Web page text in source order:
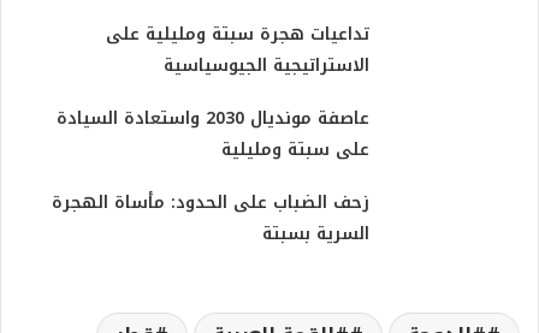
تداعيات هجرة سبتة ومليلية على
الاستراتيجية الجيوسياسية
عاصفة مونديال 2030 واستعادة السيادة
على سبتة ومليلية
زحف الضباب على الحدود: مأساة الهجرة
السرية بسبتة